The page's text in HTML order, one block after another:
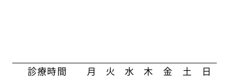
診療時間 月 火 水 木 金 土
日